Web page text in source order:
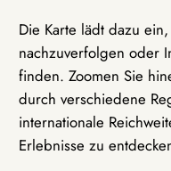
Die Karte lädt dazu
nachzuverfolgen oder
finden. Zoomen Sie
durch verschiedene
internationale
Erlebnisse zu